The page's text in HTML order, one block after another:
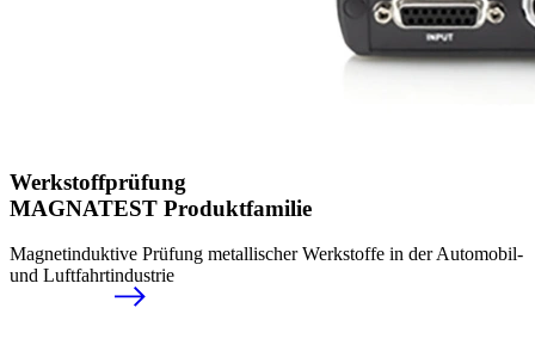
Werkstoffprüfung
MAGNATEST Produktfamilie
Magnetinduktive Prüfung metallischer Werkstoffe in der Automobil-
und Luftfahrtindustrie